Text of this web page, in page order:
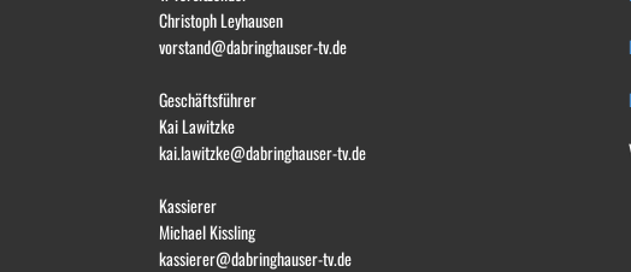
Christoph Leyhausen
vorstand@dabringhauser-tv.de
Geschäftsführer
Kai Lawitzke
kai.lawitzke@dabringhauser-tv.de
Kassierer
Michael Kissling
kassierer@dabringhauser-tv.de